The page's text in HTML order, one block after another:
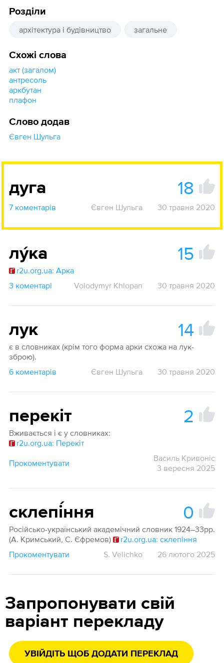
Розділи
архітектура і будівництво загальне
Схожі слова
акт (загалом)
антресоль
аркбутан
плафон
Слово додав
Євген Шульга
дуга 18
7 коментарів Євген Шульга 30 травня 2020
лу́ка 15
r2u.org.ua: Арка
3 коментарі
Volodymyr Khlopan 30 травня 2020
лук 14
є в словниках (крім того форма арки схожа на лук-
зброю).
6 коментарів
Євген Шульга 30 травня 2020
перекіт 2
Вживається і є у словниках:
r2u.org.ua: Перекіт
Прокоментувати
Василь Кривоніс
3 вересня 2025
склепі́ння 0
Російсько-український академічний словник 1924–33рр.
(А. Кримський, С. Єфремов)
r2u.org.ua: склепіння
Прокоментувати
S. Velichko 26 лютого 2025
Запропонувати свій
варіант перекладу
УВІЙДІТЬ ЩОБ ДОДАТИ ПЕРЕКЛАД